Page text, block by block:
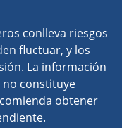
conlleva riesgos
fluctuar, y los
La información
constituye
obtener